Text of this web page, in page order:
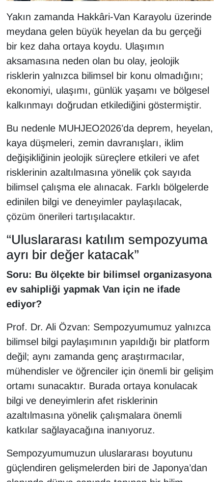
Yakın zamanda Hakkâri-Van Karayolu üzerinde
meydana gelen büyük heyelan da bu gerçeği
bir kez daha ortaya koydu. Ulaşımın
aksamasına neden olan bu olay, jeolojik
risklerin yalnızca bilimsel bir konu olmadığını;
ekonomiyi, ulaşımı, günlük yaşamı ve bölgesel
kalkınmayı doğrudan etkilediğini göstermiştir.
Bu nedenle MUHJEO2026’da deprem, heyelan,
kaya düşmeleri, zemin davranışları, iklim
değişikliğinin jeolojik süreçlere etkileri ve afet
risklerinin azaltılmasına yönelik çok sayıda
bilimsel çalışma ele alınacak. Farklı bölgelerde
edinilen bilgi ve deneyimler paylaşılacak,
çözüm önerileri tartışılacaktır.
“Uluslararası katılım sempozyuma
ayrı bir değer katacak”
Soru: Bu ölçekte bir bilimsel organizasyona
ev sahipliği yapmak Van için ne ifade
ediyor?
Prof. Dr. Ali Özvan: Sempozyumumuz yalnızca
bilimsel bilgi paylaşımının yapıldığı bir platform
değil; aynı zamanda genç araştırmacılar,
mühendisler ve öğrenciler için önemli bir gelişim
ortamı sunacaktır. Burada ortaya konulacak
bilgi ve deneyimlerin afet risklerinin
azaltılmasına yönelik çalışmalara önemli
katkılar sağlayacağına inanıyoruz.
Sempozyumumuzun uluslararası boyutunu
güçlendiren gelişmelerden biri de Japonya’dan